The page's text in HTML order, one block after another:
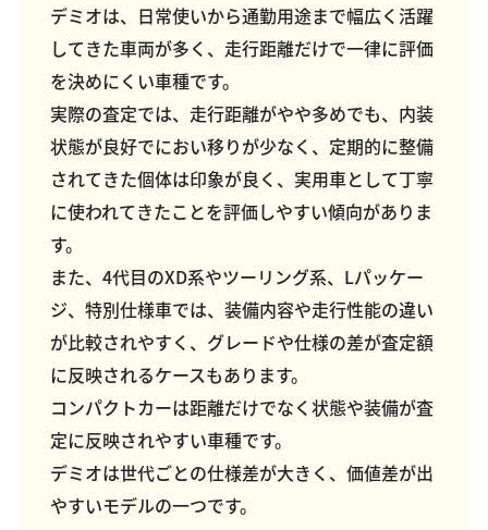
デミオは、日常使いから通勤用途まで幅広く活躍
してきた車両が多く、走行距離だけで一律に評価
を決めにくい車種です。
実際の査定では、走行距離がやや多めでも、内装
状態が良好でにおい移りが少なく、定期的に整備
されてきた個体は印象が良く、実用車として丁寧
に使われてきたことを評価しやすい傾向がありま
す。
また、4代目のXD系やツーリング系、Lパッケー
ジ、特別仕様車では、装備内容や走行性能の違い
が比較されやすく、グレードや仕様の差が査定額
に反映されるケースもあります。
コンパクトカーは距離だけでなく状態や装備が査
定に反映されやすい車種です。
デミオは世代ごとの仕様差が大きく、価値差が出
やすいモデルの一つです。